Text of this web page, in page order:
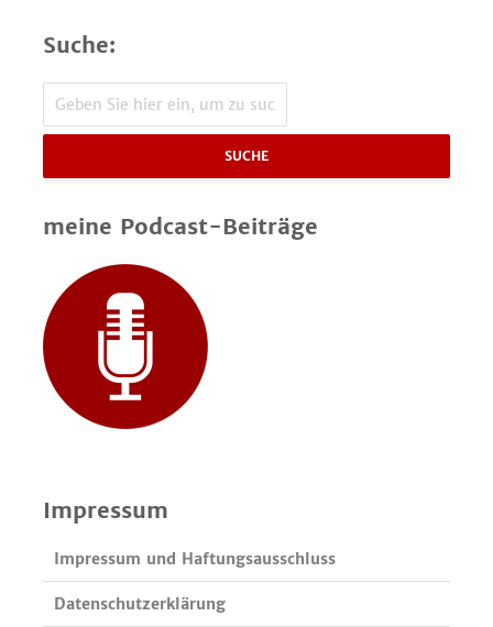
Suche:
SUCHE
meine Podcast-Beiträge
Impressum
Impressum und Haftungsausschluss
Datenschutzerklärung